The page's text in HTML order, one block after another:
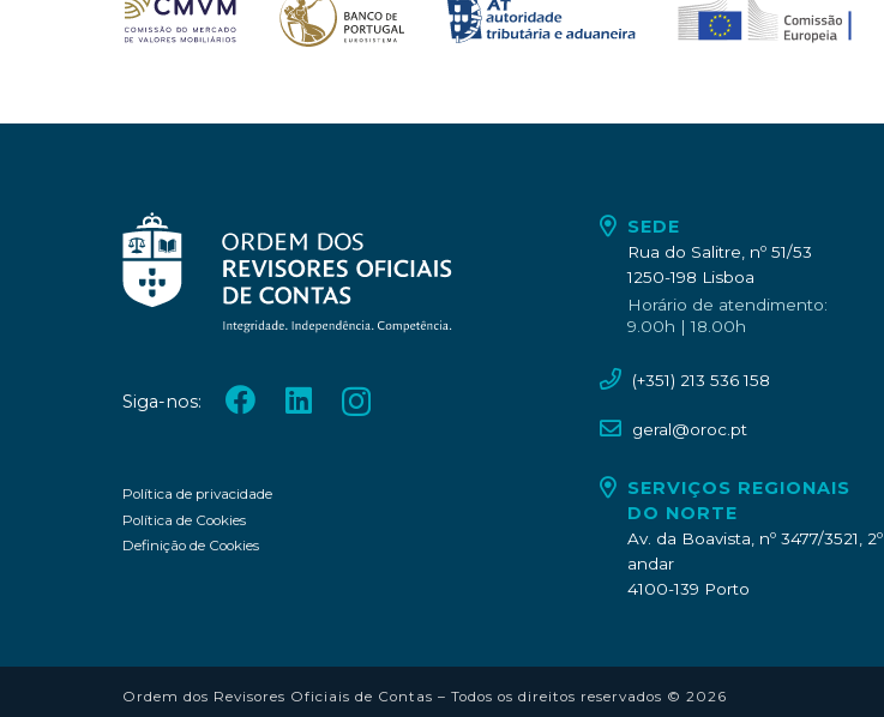
Siga-nos:
Política de privacidade
Política de Cookies
Definição de Cookies
SEDE
Rua do Salitre, nº 51/53
1250-198 Lisboa
Horário de atendimento:
9.00h | 18.00h
(+351) 213 536 158
geral@oroc.pt
SERVIÇOS REGIONAIS
DO NORTE
Av. da Boavista, nº 3477/3521, 2º
andar
4100-139 Porto
Ordem dos Revisores Oficiais de Contas – Todos os direitos reservados © 2026